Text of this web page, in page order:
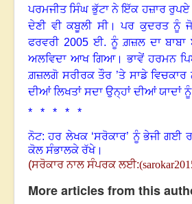
ਪਰਮਜੀਤ ਸਿੰਘ ਭੁੱਟਾ ਨੇ ਇੱਕ ਹਜ਼ਾਰ ਰੁਪਏ
ਦੇਣੀ ਵੀ ਕਬੂਲੀ ਸੀ।ਪਰ ਕੁਦਰਤ ਨੂੰ
ਫਰਵਰੀ 2005ਈ. ਨੂੰ ਗ਼ਜ਼ਲ ਦਾ
ਅਲਵਿਦਾ ਆਖ ਗਿਆ।ਭਾਵੇਂ ਹਰਮਨ
ਗ਼ਜ਼ਲਗੋ ਸਰੀਰਕ ਤੌਰ ’ਤੇ ਸਾਡੇ ਵਿਚਕਾਰ
ਦੀਆਂ ਲਿਖਤਾਂ ਸਦਾ ਉਨ੍ਹਾਂ ਦੀਆਂ ਯਾਦਾਂ
* * * * *
ਨੋਟ: ਹਰ ਲੇਖਕ ‘ਸਰੋਕਾਰ’ ਨੂੰ ਭੇਜੀ ਗਈ
ਕੋਲ ਸੰਭਾਲਕੇ ਰੱਖੇ।
(ਸਰੋਕਾਰ ਨਾਲ ਸੰਪਰਕ ਲਈ:(
More articles from this